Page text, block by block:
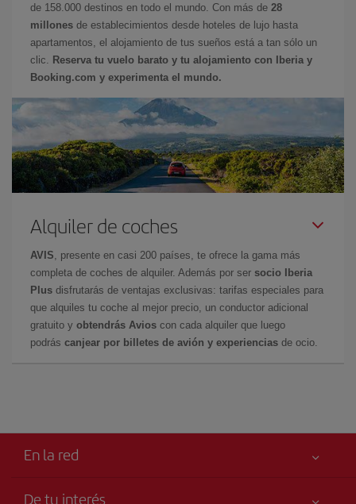
de 158.000 destinos en todo el mundo. Con más de 28
millones de establecimientos desde hoteles de lujo hasta
apartamentos, el alojamiento de tus sueños está a tan sólo un
clic.
Reserva tu vuelo barato y tu alojamiento con Iberia y
Booking.com y experimenta el mundo.
Alquiler de coches
AVIS , presente en casi 200 países, te ofrece la gama más
completa de coches de alquiler. Además por ser socio Iberia
Plus disfrutarás de ventajas exclusivas: tarifas especiales para
que alquiles tu coche al mejor precio, un conductor adicional
gratuito y obtendrás Avios con cada alquiler que luego
podrás canjear por billetes de avión y experiencias de ocio.
En la red
De tu interés